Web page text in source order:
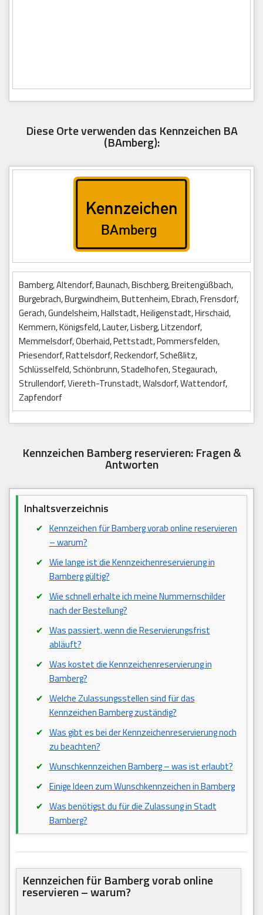
Diese Orte verwenden das Kennzeichen BA
(BAmberg):
Bamberg, Altendorf, Baunach, Bischberg, Breitengüßbach,
Burgebrach, Burgwindheim, Buttenheim, Ebrach, Frensdorf,
Gerach, Gundelsheim, Hallstadt, Heiligenstadt, Hirschaid,
Kemmern, Königsfeld, Lauter, Lisberg, Litzendorf,
Memmelsdorf, Oberhaid, Pettstadt, Pommersfelden,
Priesendorf, Rattelsdorf, Reckendorf, Scheßlitz,
Schlüsselfeld, Schönbrunn, Stadelhofen, Stegaurach,
Strullendorf, Viereth-Trunstadt, Walsdorf, Wattendorf,
Zapfendorf
Kennzeichen Bamberg reservieren: Fragen &
Antworten
Inhaltsverzeichnis
Kennzeichen für Bamberg vorab online reservieren
– warum?
Wie lange ist die Kennzeichenreservierung in
Bamberg gültig?
Wie schnell erhalte ich meine Nummernschilder
nach der Bestellung?
Was passiert, wenn die Reservierungsfrist
abläuft?
Was kostet die Kennzeichenreservierung in
Bamberg?
Welche Zulassungsstellen sind für das
Kennzeichen Bamberg zuständig?
Was gibt es bei der Kennzeichenreservierung noch
zu beachten?
Wunschkennzeichen Bamberg – was ist erlaubt?
Einige Ideen zum Wunschkennzeichen in Bamberg
Was benötigst du für die Zulassung in Stadt
Bamberg?
Kennzeichen für Bamberg vorab online
reservieren – warum?